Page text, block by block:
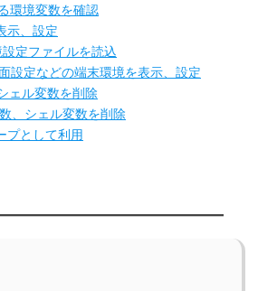
環境変数を確認
示、設定
定ファイルを読込
設定などの端末環境を表示、設定
ェル変数を削除
、シェル変数を削除
プとして利用